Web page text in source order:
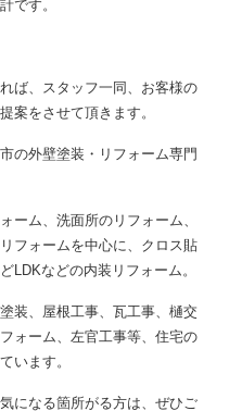
です。
ば、スタッフ一同、お客様の
案をさせて頂きます。
の外壁塗装・リフォーム専門
ーム、洗面所のリフォーム、
フォームを中心に、クロス貼
LDKなどの内装リフォーム。
装、屋根工事、瓦工事、樋交
ォーム、左官工事等、住宅の
います。
になる箇所がる方は、ぜひご